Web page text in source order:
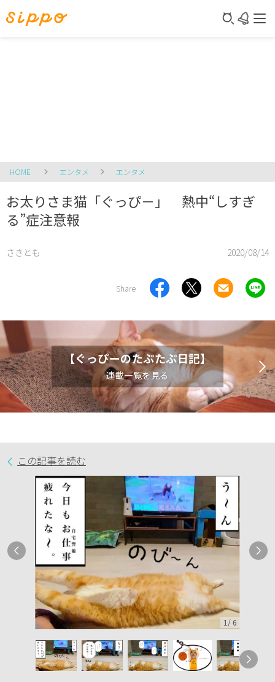
HOME エンタメ エンタメ
お太りさま猫「ぐっぴ－」 熱中“しすぎ
る”症注意報
さきとも 2020/08/14
Share
【ぐっぴーのたぷたぷ日記】
連載一覧を見る
この記事を読む
1 / 6